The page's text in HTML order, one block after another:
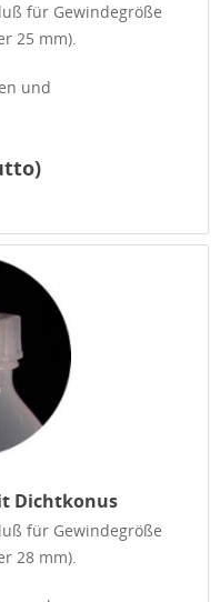
für Gewindegröße
25 mm).
und
Dichtkonus
für Gewindegröße
28 mm).